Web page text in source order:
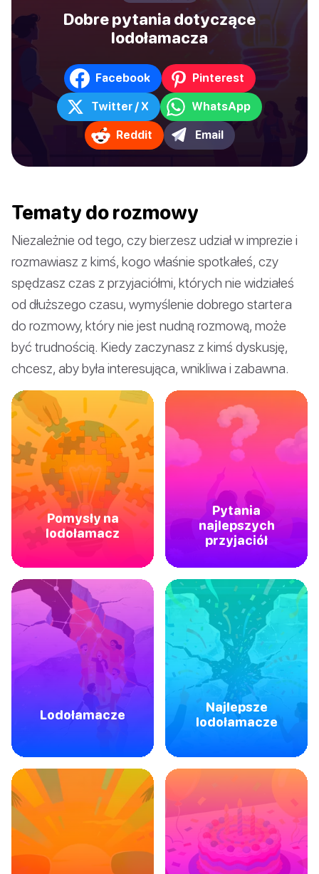
Dobre pytania dotyczące
lodołamacza
Facebook Pinterest
Twitter / X WhatsApp
Reddit Email
Tematy do rozmowy
Niezależnie od tego, czy bierzesz udział w imprezie i
rozmawiasz z kimś, kogo właśnie spotkałeś, czy
spędzasz czas z przyjaciółmi, których nie widziałeś
od dłuższego czasu, wymyślenie dobrego startera
do rozmowy, który nie jest nudną rozmową, może
być trudnością. Kiedy zaczynasz z kimś dyskusję,
chcesz, aby była interesująca, wnikliwa i zabawna.
Pomysły na
lodołamacz
Pytania
najlepszych
przyjaciół
Lodołamacze
Najlepsze
lodołamacze